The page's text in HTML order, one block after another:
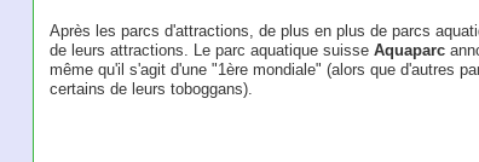
Après les parcs d'attractions, de plus en plus de parcs
de leurs attractions. Le parc aquatique suisse Aquaparc
même qu'il s'agit d'une "1ère mondiale" (alors que d'autres
certains de leurs toboggans).